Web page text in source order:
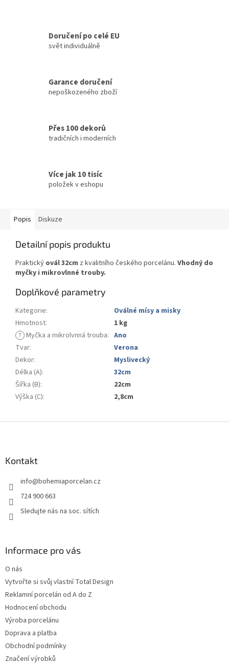
Doručení po celé EU
svět individuálně
Garance doručení
nepoškozeného zboží
Přes 100 dekorů
tradičních i moderních
Více jak 10 tisíc
položek v eshopu
Popis Diskuze
Detailní popis produktu
Praktický ovál 32cm z kvalitního českého porcelánu. Vhodný do
myčky i mikrovlnné trouby.
Doplňkové parametry
Kategorie:
Oválné mísy a misky
Hmotnost:
1 kg
? Myčka a mikrolvnná trouba: Ano
Tvar:
Verona
Dekor:
Myslivecký
Délka (A):
32cm
Šířka (B):
22cm
Výška (C): 2,8cm
Kontakt
info@bohemiaporcelan.cz
724 900 663
Sledujte nás na soc. sítích
Informace pro vás
O nás
Vytvořte si svůj vlastní Total Design
Reklamní porcelán od A do Z
Hodnocení obchodu
Výroba porcelánu
Doprava a platba
Obchodní podmínky
Značení výrobků